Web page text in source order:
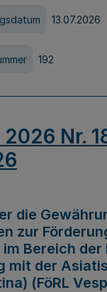
13.07.2026
192
2026 Nr.
die
zur
im Bereich
mit der
(FöRL